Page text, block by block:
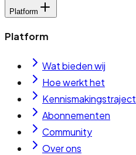
Platform
Platform
Wat bieden wij
Hoe werkt het
Kennismakingstraject
Abonnementen
Community
Over ons